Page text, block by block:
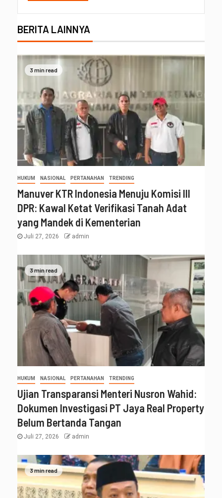
BERITA LAINNYA
3 min read
HUKUM NASIONAL PERTANAHAN TRENDING
Manuver KTR Indonesia Menuju Komisi III
DPR: Kawal Ketat Verifikasi Tanah Adat
yang Mandek di Kementerian
Juli 27, 2026 admin
3 min read
HUKUM NASIONAL PERTANAHAN TRENDING
Ujian Transparansi Menteri Nusron Wahid:
Dokumen Investigasi PT Jaya Real Property
Belum Bertanda Tangan
Juli 27, 2026 admin
3 min read